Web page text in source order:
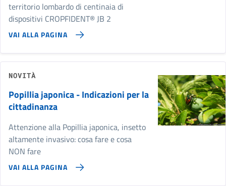
territorio lombardo di centinaia di
dispositivi CROPFIDENT® JB 2
VAI ALLA PAGINA
NOVITÀ
Popillia japonica - Indicazioni per la
cittadinanza
Attenzione alla Popillia japonica, insetto
altamente invasivo: cosa fare e cosa
NON fare
VAI ALLA PAGINA